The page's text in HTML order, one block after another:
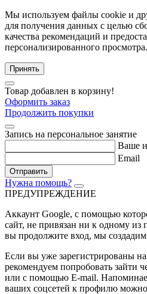
Мы используем файлы cookie и
для получения данных с целью
качества рекомендаций и
персонализированного просмотра.
Принять
Товар добавлен в корзину!
Оформить заказ
Продолжить покупки
Запись на персональное занятие
Ваше
Email
Отправить
Нужна помощь?
ПРЕДУПРЕЖДЕНИЕ
Аккаунт Google, с помощью
сайт, не привязан ни к одному из пользователей сайта. Если
вы продолжите вход, мы
Если вы уже зарегистрированы
рекомендуем попробовать зайти через
или с помощью E-mail.